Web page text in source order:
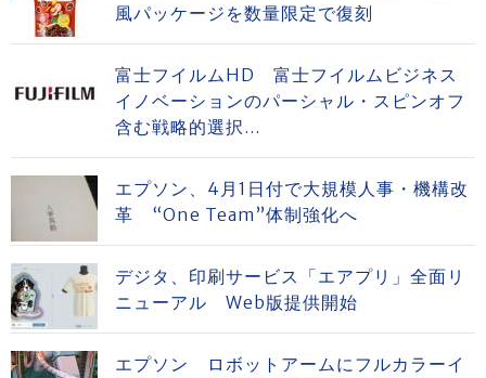
風パッケージを数量限定で復刻
富士フイルムHD 富士フイルムビジネス
イノベーションのパーシャル・スピンオフ
含む戦略的選択...
エプソン、4月1日付で大規模人事・機構改
革 “One Team”体制強化へ
デジタ、印刷サービス「エアプリ」全面リ
ニューアル Web版提供開始
エプソン ロボットアームにフルカラーイ